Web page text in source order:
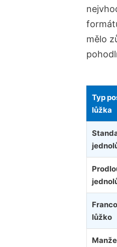
mělo
Typ
lůžka
lůžko